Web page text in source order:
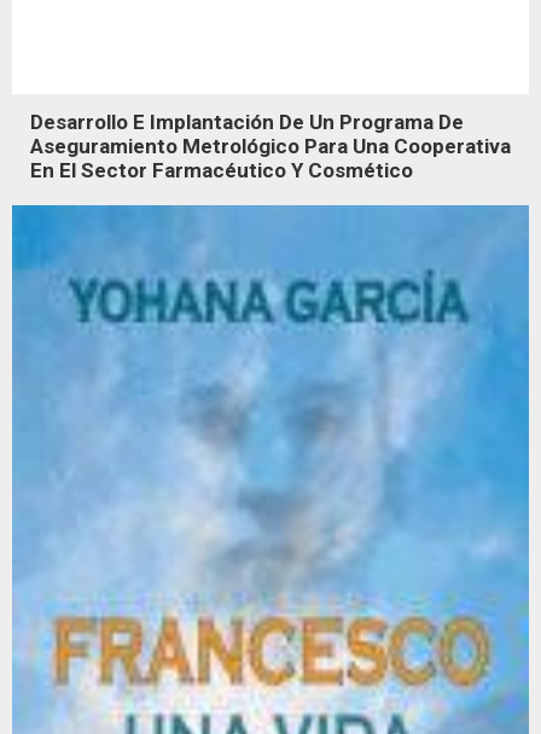
Desarrollo E Implantación De Un Programa De
Aseguramiento Metrológico Para Una Cooperativa
En El Sector Farmacéutico Y Cosmético